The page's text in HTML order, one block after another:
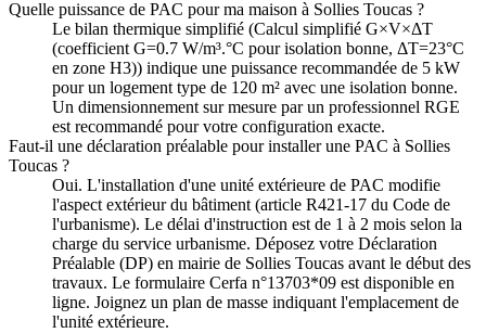
Quelle puissance de PAC pour ma maison à Sollies Toucas ?
Le bilan thermique simplifié (Calcul simplifié G×V×ΔT
(coefficient G=0.7 W/m³.°C pour isolation bonne, ΔT=23°C
en zone H3)) indique une puissance recommandée de 5 kW
pour un logement type de 120 m² avec une isolation bonne.
Un dimensionnement sur mesure par un professionnel RGE
est recommandé pour votre configuration exacte.
Faut-il une déclaration préalable pour installer une PAC à Sollies
Toucas ?
Oui. L'installation d'une unité extérieure de PAC modifie
l'aspect extérieur du bâtiment (article R421-17 du Code de
l'urbanisme). Le délai d'instruction est de 1 à 2 mois selon la
charge du service urbanisme. Déposez votre Déclaration
Préalable (DP) en mairie de Sollies Toucas avant le début des
travaux. Le formulaire Cerfa n°13703*09 est disponible en
ligne. Joignez un plan de masse indiquant l'emplacement de
l'unité extérieure.